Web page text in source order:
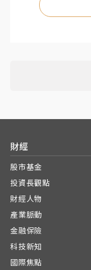
財經
股市基金
投資長觀點
財經人物
產業脈動
金融保險
科技新知
國際焦點